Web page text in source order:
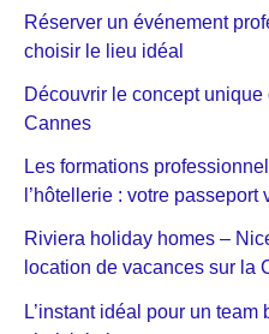
Réserver un événement
choisir le lieu idéal
Découvrir le concept
Cannes
Les formations
l’hôtellerie : votre passeport
Riviera holiday homes –
location de vacances sur la
L’instant idéal pour un